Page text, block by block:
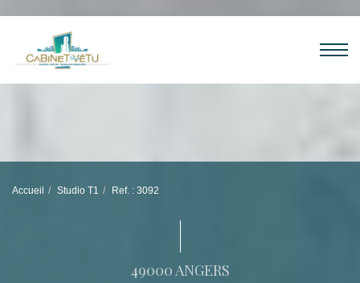
Accueil Studio T1 Ref. : 3092
49000 ANGERS